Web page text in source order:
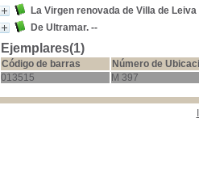
La Virgen renovada de Villa de Leiva
De Ultramar. --
Ejemplares(1)
Código de barras
Número de
013515
M 397